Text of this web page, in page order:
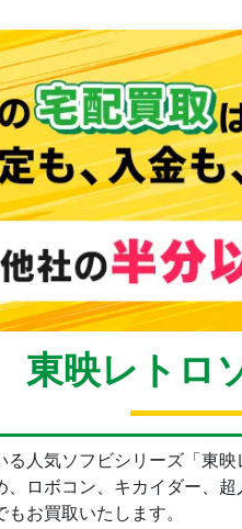
東映レトロ
る人気ソフビシリーズ「東
ロボコン、キカイダー、
お買取いたします。